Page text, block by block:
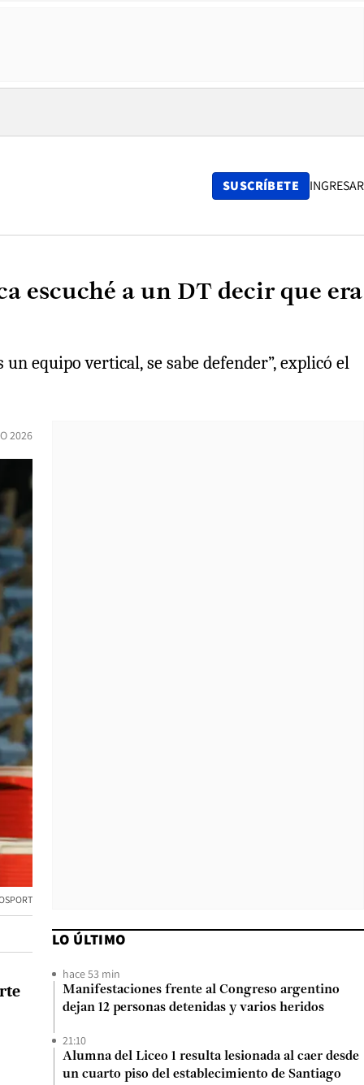
SUSCRÍBETE INGRESAR
escuché a un DT decir que era
equipo vertical, se sabe defender”, explicó el
2026
LO ÚLTIMO
hace 53 min
Manifestaciones frente al Congreso argentino
dejan 12 personas detenidas y varios heridos
21:10
Alumna del Liceo 1 resulta lesionada al caer desde
un cuarto piso del establecimiento de Santiago